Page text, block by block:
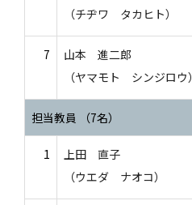
（チヂワ タカヒト）
7
山本 進二郎
（ヤマモト シンジロウ）
担当教員 （7名）
1
上田 直子
（ウエダ ナオコ）